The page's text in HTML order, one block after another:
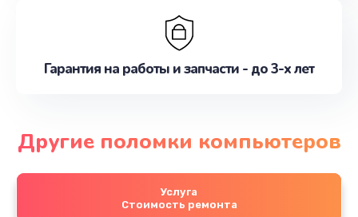
Гарантия на работы и запчасти - до 3-х лет
Другие поломки компьютеров
Услуга
Стоимость ремонта